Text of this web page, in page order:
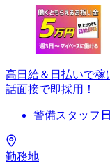
高日給＆日払いで稼
話面接で即採用！
警備スタッフ
勤務地